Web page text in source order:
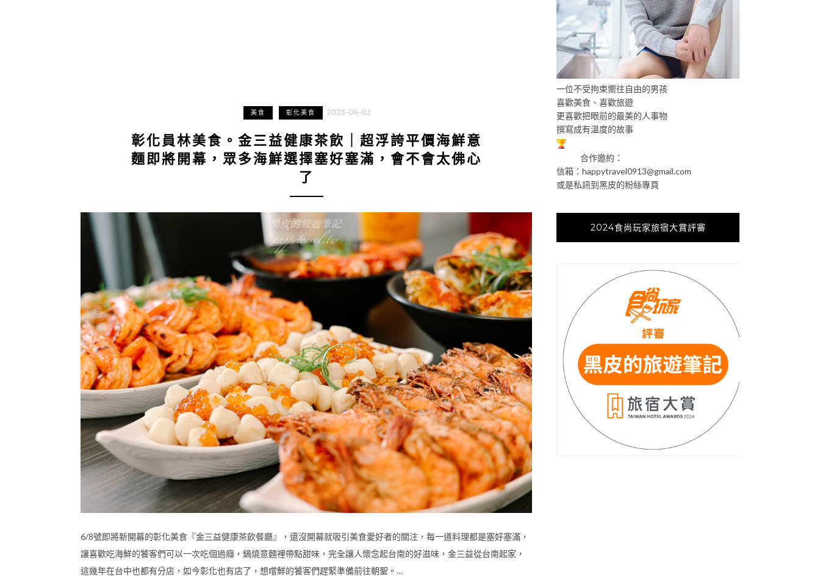
美食 彰化美食 2023-06-02
彰化員林美食。金三益健康茶飲｜超浮誇平價海鮮意
麵即將開幕，眾多海鮮選擇塞好塞滿，會不會太佛心
了
6/8號即將新開幕的彰化美食『金三益健康茶飲餐廳』，還沒開幕就吸引美食愛好者的關注，每一道料理都是塞好塞滿，
讓喜歡吃海鮮的饕客們可以一次吃個過癮，鍋燒意麵裡帶點甜味，完全讓人懷念起台南的好滋味，金三益從台南起家，
這幾年在台中也都有分店，如今彰化也有店了，想嚐鮮的饕客們趕緊準備前往朝聖。…
一位不受拘束嚮往自由的男孩
喜歡美食、喜歡旅遊
更喜歡把眼前的最美的人事物
撰寫成有溫度的故事
合作邀約：
信箱： happytravel0913@gmail.com
或是私訊到黑皮的粉絲專頁
2024食尚玩家旅宿大賞評審